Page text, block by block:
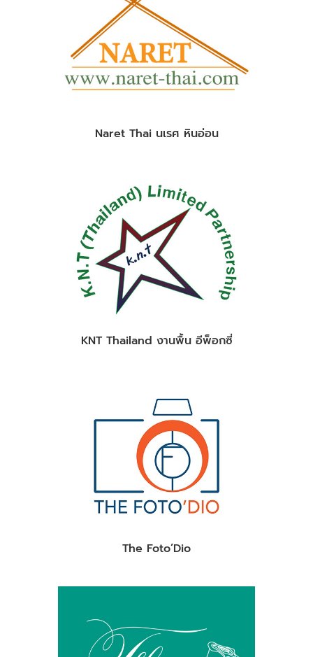
Naret Thai นเรศ หินอ่อน
KNT Thailand งานพื้น อีพ็อกซี่
The Foto’Dio